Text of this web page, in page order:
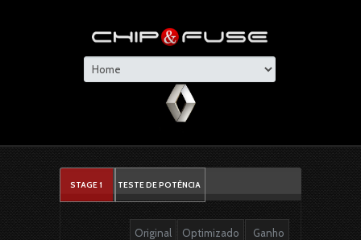
STAGE 1 TESTE DE POTÊNCIA
Original Optimizado Ganho